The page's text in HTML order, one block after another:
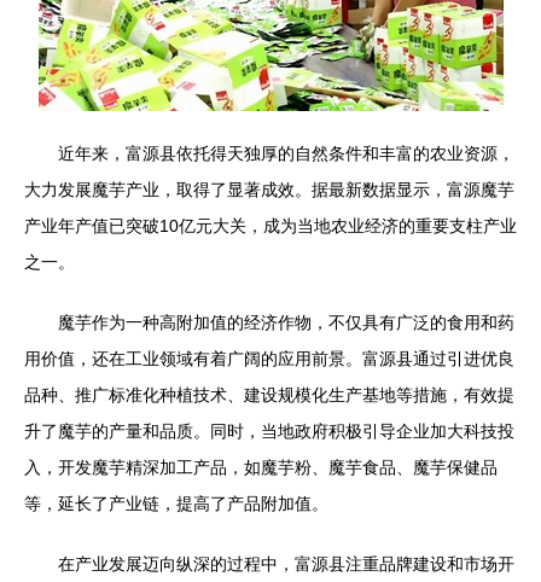
近年来，富源县依托得天独厚的自然条件和丰富的农业资源，
大力发展魔芋产业，取得了显著成效。据最新数据显示，富源魔芋
产业年产值已突破10亿元大关，成为当地农业经济的重要支柱产业
之一。
魔芋作为一种高附加值的经济作物，不仅具有广泛的食用和药
用价值，还在工业领域有着广阔的应用前景。富源县通过引进优良
品种、推广标准化种植技术、建设规模化生产基地等措施，有效提
升了魔芋的产量和品质。同时，当地政府积极引导企业加大科技投
入，开发魔芋精深加工产品，如魔芋粉、魔芋食品、魔芋保健品
等，延长了产业链，提高了产品附加值。
在产业发展迈向纵深的过程中，富源县注重品牌建设和市场开